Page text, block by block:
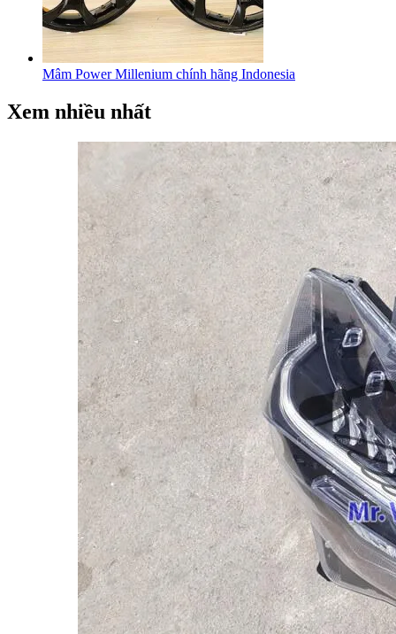
Mâm Power Millenium chính hãng Indonesia
Xem nhiều nhất